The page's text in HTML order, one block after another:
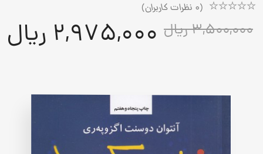
5.00
(
0 نظرات کاربران)
3,500,000 ریال 2,975,000 ریال